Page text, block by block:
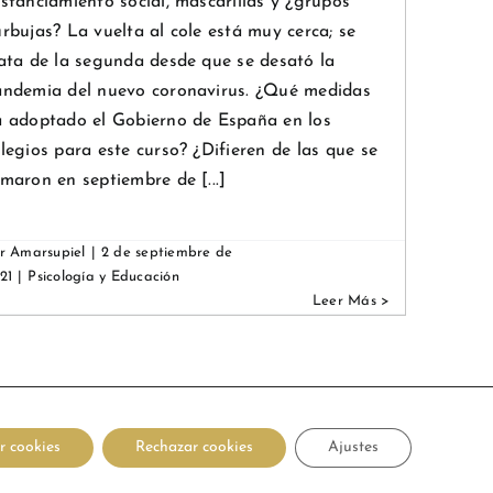
La vuelta al cole está muy cerca; se
de la segunda desde que se desató la
del nuevo coronavirus. ¿Qué medidas
adoptado el Gobierno de España en los
para este curso? ¿Difieren de las que se
en septiembre de [...]
Amarsupiel
2 de septiembre de
Psicología y Educación
cookies Rechazar cookies Ajustes